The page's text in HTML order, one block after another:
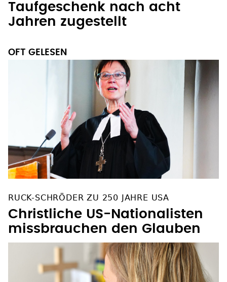
Taufgeschenk nach acht
Jahren zugestellt
OFT GELESEN
RUCK-SCHRÖDER ZU 250 JAHRE USA
Christliche US-Nationalisten
missbrauchen den Glauben